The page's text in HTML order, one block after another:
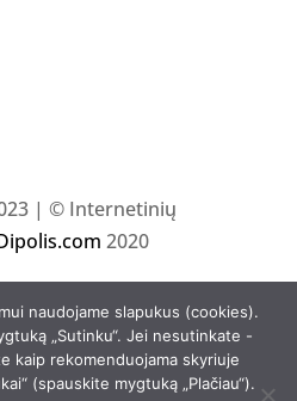
| © Internetinių
2020
naudojame slapukus (cookies).
„Sutinku“. Jei nesutinkate -
kaip rekomenduojama skyriuje
(spauskite mygtuką „Plačiau“).